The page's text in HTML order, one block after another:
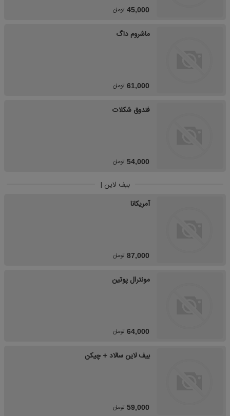
45,000 تومان
ماشروم داگ
61,000 تومان
فندوق شکلات
54,000 تومان
بیف لاین |
آمریکانا
87,000 تومان
مونترال پوتین
64,000 تومان
بیف لاین سالاد + چیکن
59,000 تومان